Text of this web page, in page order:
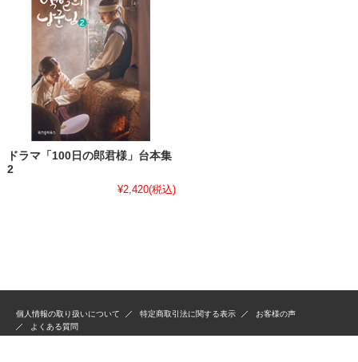
ドラマ「100日の郎君様」台本集
2
¥2,420(税込)
個人情報の取り扱いについて 特定商取引法に関する表示
お客様の声
よくある質問